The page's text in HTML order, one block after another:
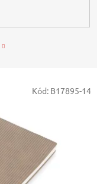
Kód: B17895-14